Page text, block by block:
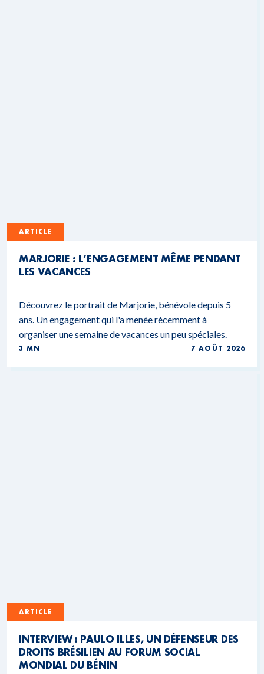
ARTICLE
MARJORIE : L’ENGAGEMENT MÊME PENDANT
LES VACANCES
Découvrez le portrait de Marjorie, bénévole depuis 5
ans. Un engagement qui l'a menée récemment à
organiser une semaine de vacances un peu spéciales.
3 MN 7 AOÛT 2026
ARTICLE
INTERVIEW : PAULO ILLES, UN DÉFENSEUR DES
DROITS BRÉSILIEN AU FORUM SOCIAL
MONDIAL DU BÉNIN